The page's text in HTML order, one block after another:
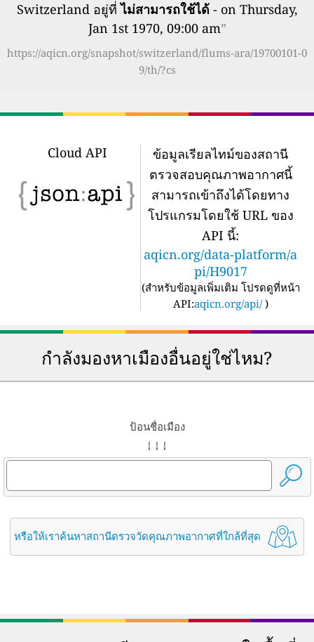
Switzerland อยู่ที่ไม่สามารถใช้ได้- on Thursday,
Jan 1st 1970, 09:00 am”
https://aqicn.org/snapshot/switzerland/flums-ara/19700101-0
9/th/?cs
Cloud API
ข้อมูลเรียลไทม์ของสถานี
ตรวจสอบคุณภาพอากาศนี้
สามารถเข้าถึงได้โดยทาง
โปรแกรมโดยใช้ URL ของ
API นี้:
aqicn.org/data-platform/a
pi/H9017
(สำหรับข้อมูลเพิ่มเติม โปรดดูที่หน้า
API:aqicn.org/api/ )
กำลังมองหาเมืองอื่นอยู่ใช่ไหม?
ป้อนชื่อเมือง
↓ ↓ ↓
หรือให้เราค้นหาสถานีตรวจวัดคุณภาพอากาศที่ใกล้ที่สุด